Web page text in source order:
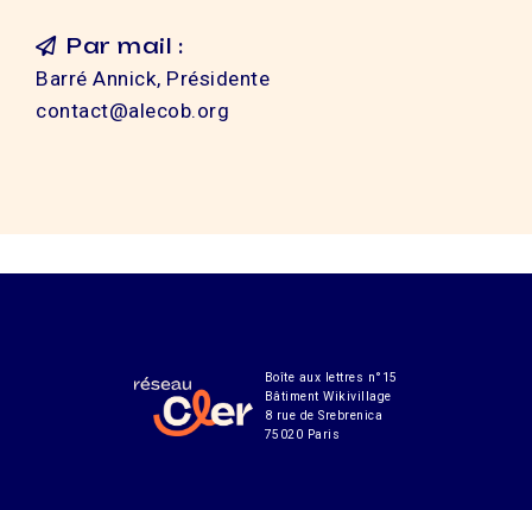
Par mail :
Barré Annick, Présidente
contact@alecob.org
Boîte aux lettres n°15
Bâtiment Wikivillage
8 rue de Srebrenica
75020 Paris